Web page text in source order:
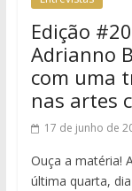
Edição
Adrianno
com uma
nas artes
17 de junho de
Ouça a matéria!
última quarta,